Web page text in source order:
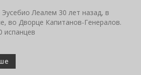
Леалем 30 лет назад, в
во Дворце Капитанов-Генералов.
испанцев